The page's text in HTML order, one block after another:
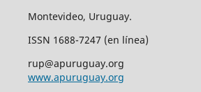
Montevideo, Uruguay.
ISSN 1688-7247 (en línea)
rup@apuruguay.org
www.apuruguay.org